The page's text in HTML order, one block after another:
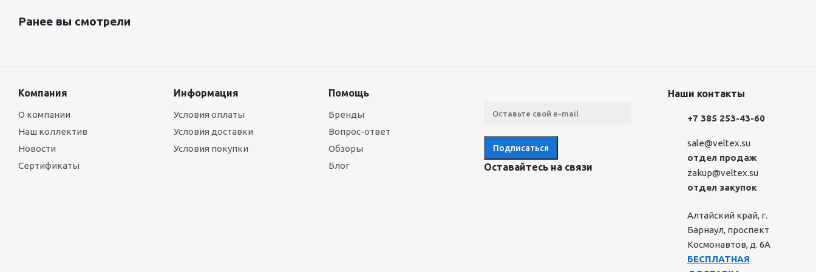
Ранее вы смотрели
Компания
О компании
Наш коллектив
Новости
Сертификаты
Информация
Условия оплаты
Условия доставки
Условия покупки
Помощь
Бренды
Вопрос-ответ
Обзоры
Блог
Оставайтесь на связи
Наши контакты
+7 385 253-43-60
sale@veltex.su
отдел продаж
zakup@veltex.su
отдел закупок
Алтайский край, г.
Барнаул, проспект
Космонавтов, д. 6А
БЕСПЛАТНАЯ